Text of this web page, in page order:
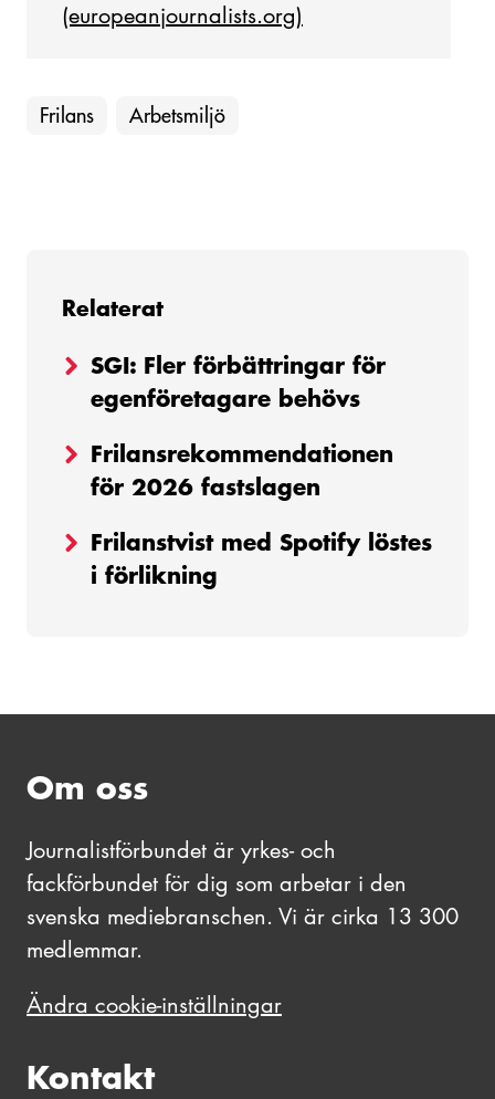
(europeanjournalists.org)
Frilans Arbetsmiljö
Relaterat
SGI: Fler förbättringar för
egenföretagare behövs
Frilansrekommendationen
för 2026 fastslagen
Frilanstvist med Spotify löstes
i förlikning
Om oss
Journalistförbundet är yrkes- och
fackförbundet för dig som arbetar i den
svenska mediebranschen. Vi är cirka 13 300
medlemmar.
Ändra cookie-inställningar
Kontakt